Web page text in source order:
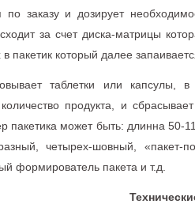
по заказу и дозирует
за счет диска-матрицы
пакетик который далее
таблетки или капсулы, в
продукта, и
пакетика может быть: длинна
четырех-шовный, «пакет-
формирователь пакета и т.д.